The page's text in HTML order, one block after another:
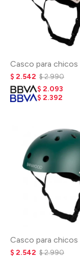
Casco para chicos
$ 2.542 $2.990
$ 2.093
$ 2.392
Casco para chicos
$ 2.542 $2.990